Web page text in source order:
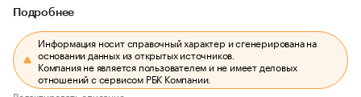
Подробнее
Информация носит справочный характер и сгенерирована на
основании данных из открытых источников.
Компания не является пользователем и не имеет деловых
отношений с сервисом РБК Компании.